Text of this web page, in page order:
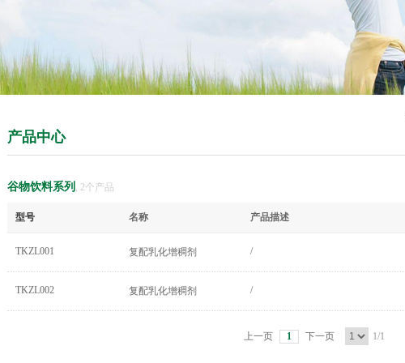
产品中心
谷物饮料系列 , 2个产品
型号 名称 产品描述
TKZL001 复配乳化增稠剂 /
TKZL002 复配乳化增稠剂 /
上一页 1 下一页 1/1